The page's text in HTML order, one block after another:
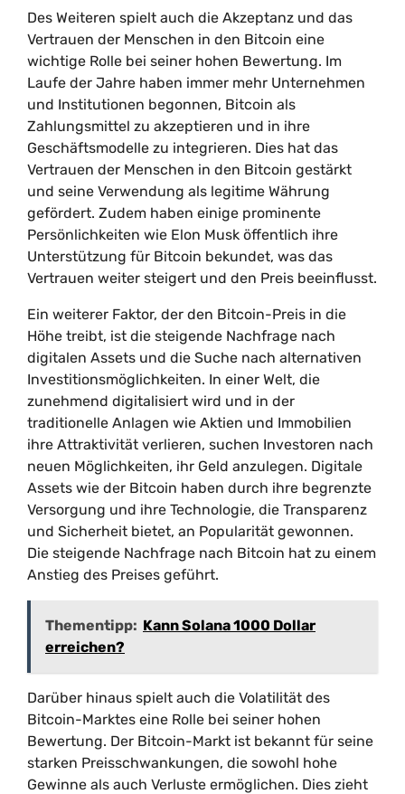
Des Weiteren spielt auch die Akzeptanz und das
Vertrauen der Menschen in den Bitcoin eine
wichtige Rolle bei seiner hohen Bewertung. Im
Laufe der Jahre haben immer mehr Unternehmen
und Institutionen begonnen, Bitcoin als
Zahlungsmittel zu akzeptieren und in ihre
Geschäftsmodelle zu integrieren. Dies hat das
Vertrauen der Menschen in den Bitcoin gestärkt
und seine Verwendung als legitime Währung
gefördert. Zudem haben einige prominente
Persönlichkeiten wie Elon Musk öffentlich ihre
Unterstützung für Bitcoin bekundet, was das
Vertrauen weiter steigert und den Preis beeinflusst.
Ein weiterer Faktor, der den Bitcoin-Preis in die
Höhe treibt, ist die steigende Nachfrage nach
digitalen Assets und die Suche nach alternativen
Investitionsmöglichkeiten. In einer Welt, die
zunehmend digitalisiert wird und in der
traditionelle Anlagen wie Aktien und Immobilien
ihre Attraktivität verlieren, suchen Investoren nach
neuen Möglichkeiten, ihr Geld anzulegen. Digitale
Assets wie der Bitcoin haben durch ihre begrenzte
Versorgung und ihre Technologie, die Transparenz
und Sicherheit bietet, an Popularität gewonnen.
Die steigende Nachfrage nach Bitcoin hat zu einem
Anstieg des Preises geführt.
Thementipp: Kann Solana 1000 Dollar
erreichen?
Darüber hinaus spielt auch die Volatilität des
Bitcoin-Marktes eine Rolle bei seiner hohen
Bewertung. Der Bitcoin-Markt ist bekannt für seine
starken Preisschwankungen, die sowohl hohe
Gewinne als auch Verluste ermöglichen. Dies zieht